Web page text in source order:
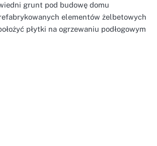
grunt pod budowę domu
elementów żelbetowych
płytki na ogrzewaniu podłogowym